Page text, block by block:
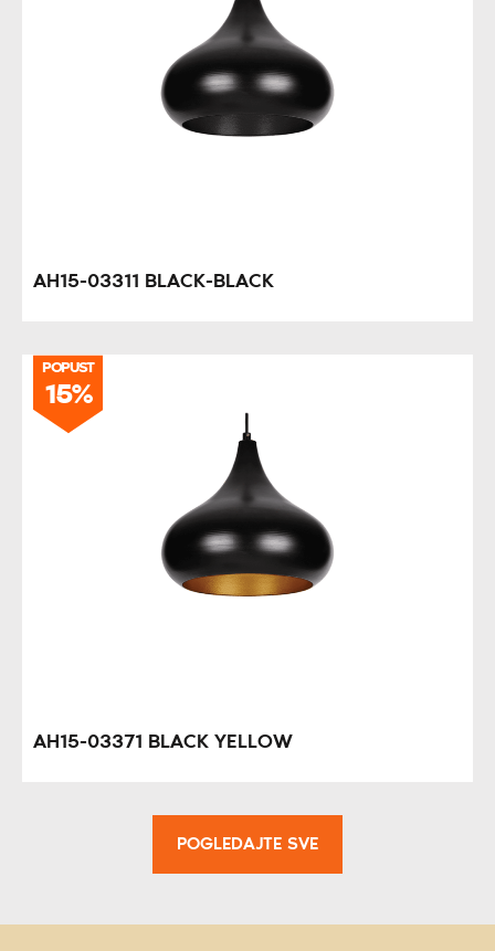
AH15-03311 BLACK-BLACK
POPUST
15%
AH15-03371 BLACK YELLOW
POGLEDAJTE SVE